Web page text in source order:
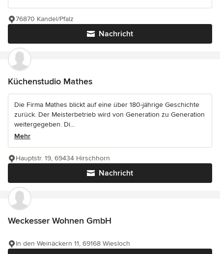
Nachricht
76870 Kandel/Pfalz
Küchenstudio Mathes
Die Firma Mathes blickt auf eine über 180-jährige Geschichte
zurück. Der Meisterbetrieb wird von Generation zu Generation
weitergegeben. Di...
Mehr
Nachricht
Hauptstr. 19, 69434 Hirschhorn
Weckesser Wohnen GmbH
In den Weinäckern 11, 69168 Wiesloch